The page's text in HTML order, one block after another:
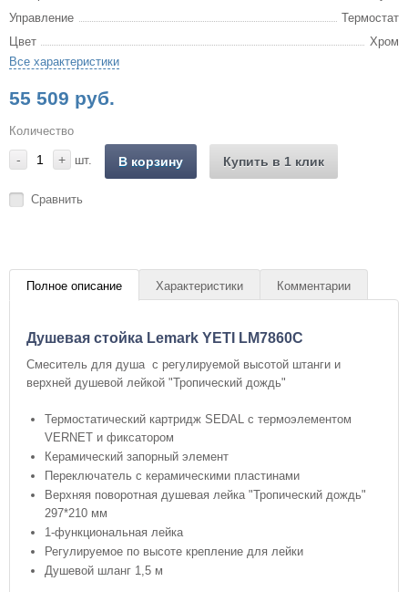
Управление
Термостат
Цвет
Хром
Все характеристики
55 509 руб.
Количество
- + шт. В корзину Купить в 1 клик
Сравнить
Полное описание Характеристики Комментарии
Душевая стойка Lemark YETI LM7860C
Смеситель для душа с регулируемой высотой штанги и
верхней душевой лейкой "Тропический дождь"
Термостатический картридж SEDAL с термоэлементом
VERNET и фиксатором
Керамический запорный элемент
Переключатель с керамическими пластинами
Верхняя поворотная душевая лейка "Тропический дождь"
297*210 мм
1-функциональная лейка
Регулируемое по высоте крепление для лейки
Душевой шланг 1,5 м